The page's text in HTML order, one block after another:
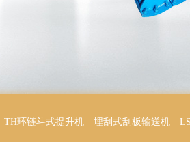
TH环链斗式提升机 埋刮式刮板输送机